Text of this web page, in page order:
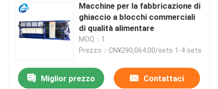
Macchine per la fabbricazione di
ghiaccio a blocchi commerciali
di qualità alimentare
MOQ：1
Prezzo：CN¥290,064.00/sets 1-4 sets
Miglior prezzo Contattaci